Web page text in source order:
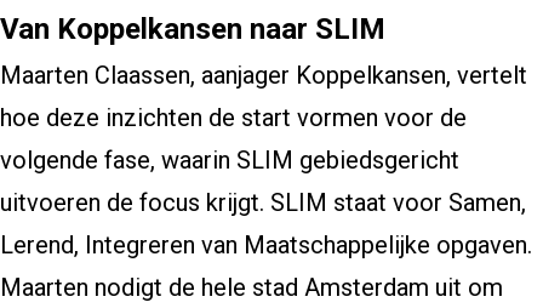
Van Koppelkansen naar SLIM
Maarten Claassen, aanjager Koppelkansen, vertelt
hoe deze inzichten de start vormen voor de
volgende fase, waarin SLIM gebiedsgericht
uitvoeren de focus krijgt. SLIM staat voor Samen,
Lerend, Integreren van Maatschappelijke opgaven.
Maarten nodigt de hele stad Amsterdam uit om